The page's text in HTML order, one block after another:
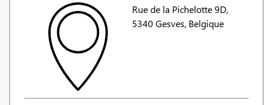
Rue de la Pichelotte 9D,
5340 Gesves, Belgique